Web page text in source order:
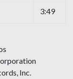
3:49
Inc.